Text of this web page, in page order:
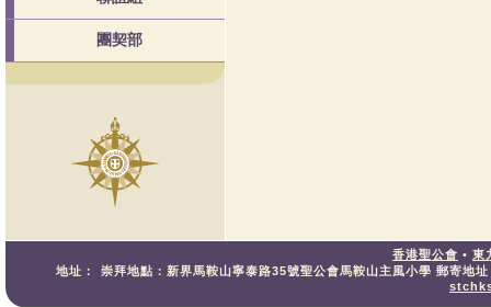
團契部
香港聖公會 • 東
地址：
崇拜地點：新界馬鞍山寧泰路35號聖公會馬鞍山主風小學 郵寄地